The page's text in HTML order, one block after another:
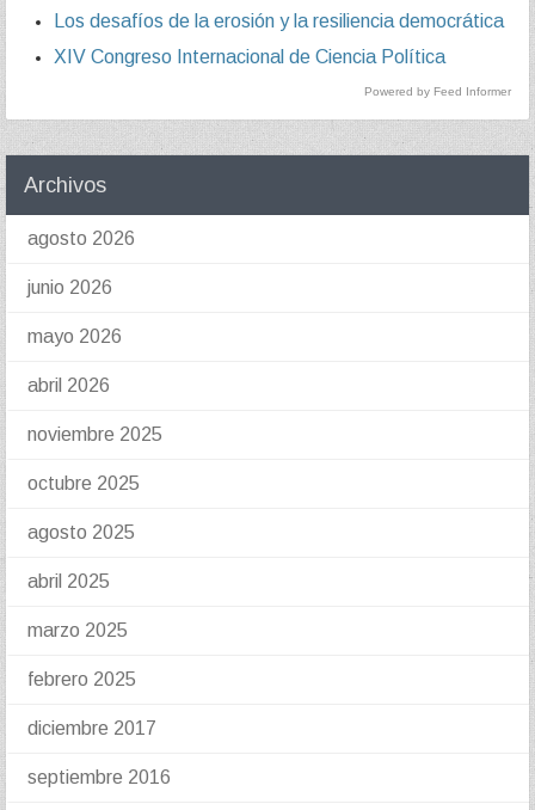
Los desafíos de la erosión y la resiliencia democrática
XIV Congreso Internacional de Ciencia Política
Powered by Feed Informer
Archivos
agosto 2026
junio 2026
mayo 2026
abril 2026
noviembre 2025
octubre 2025
agosto 2025
abril 2025
marzo 2025
febrero 2025
diciembre 2017
septiembre 2016